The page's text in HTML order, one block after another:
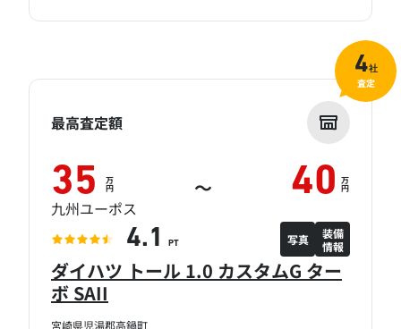
宮崎県児湯郡高鍋町
ダイハツ トール 1.0 カスタムG ター
ボ SAII
最高査定額
35 万
円 ～ 40 万
円
九州ユーポス
4.1 PT 写真
装備
情報
4社
査定